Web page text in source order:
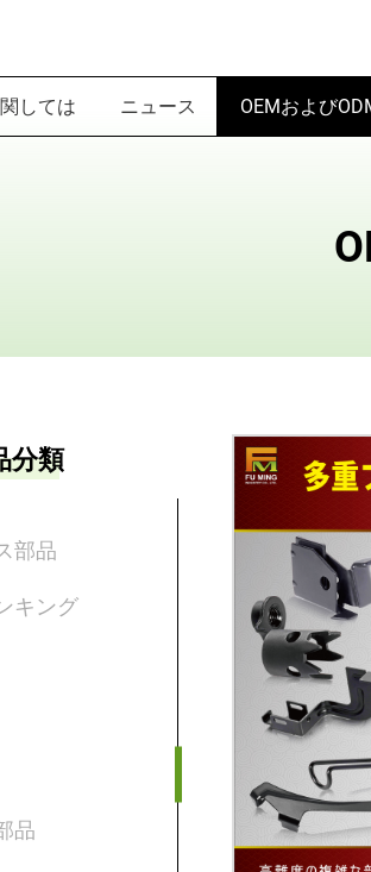
しては ニュース OEMおよび
分類
部品
キング
品